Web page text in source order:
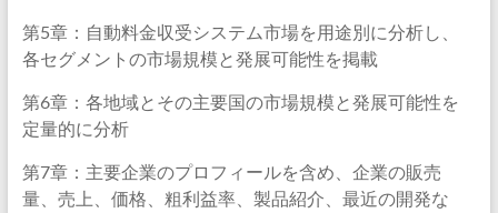
第5章：自動料金収受システム市場を用途別に分析し、
各セグメントの市場規模と発展可能性を掲載
第6章：各地域とその主要国の市場規模と発展可能性を
定量的に分析
第7章：主要企業のプロフィールを含め、企業の販売
量、売上、価格、粗利益率、製品紹介、最近の開発な